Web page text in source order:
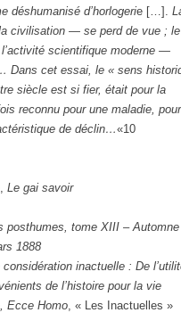
déshumanisé d’horlogerie […].
civilisation — se perd de vue ; le
scientifique moderne —
Dans cet essai, le « sens
siècle est si fier, était pour la
reconnu pour une maladie,
de déclin…«10
Le gai savoir
posthumes, tome XIII – Automne
1888
considération inactuelle : De
de l’histoire pour la vie
, Ecce Homo , « Les Inactuelles »